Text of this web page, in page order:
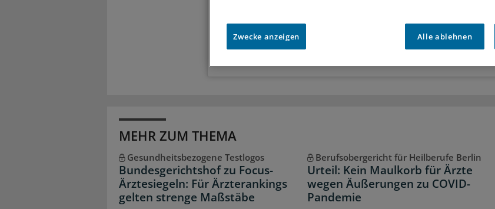
Zugriff auf alle
medizinischen Berichte und Kommentare
MEHR ZUM THEMA
Gesundheitsbezogene Testlogos
Bundesgerichtshof zu Focus-
Ärztesiegeln: Für Ärzterankings
gelten strenge Maßstäbe
Berufsobergericht für Heilberufe Berlin
Urteil: Kein Maulkorb für Ärzte
wegen Äußerungen zu COVID-
Pandemie
Zwecke anzeigen Alle ablehnen